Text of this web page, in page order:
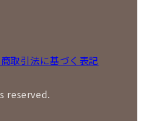
取引法に基づく表記
reserved.